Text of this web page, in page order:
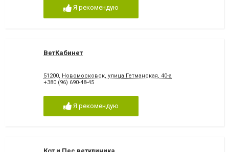
Я рекомендую
ВетКабинет
51200, Новомосковск, улица Гетманская, 40-а
+380 (96) 690-48-45
Я рекомендую